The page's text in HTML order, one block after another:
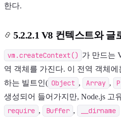
한다.
5.2.2.1 V8 컨텍스트와 글
vm.createContext() 가 만드는
역 객체를 가진다. 이 전역 객체에
하는 빌트인( Object , Array ,
생성되어 들어가지만, Node.js 고
require , Buffer , __dirname